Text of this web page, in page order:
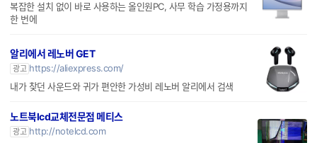
복잡한 설치 없이 바로 사용하는 올인원PC, 사무 학습 가정용까지
한 번에
알리에서 레노버 GET
광고 https://aliexpress.com/
내가 찾던 사운드와 귀가 편안한 가성비 레노버 알리에서 검색
노트북lcd교체전문점 메티스
광고 http://notelcd.com